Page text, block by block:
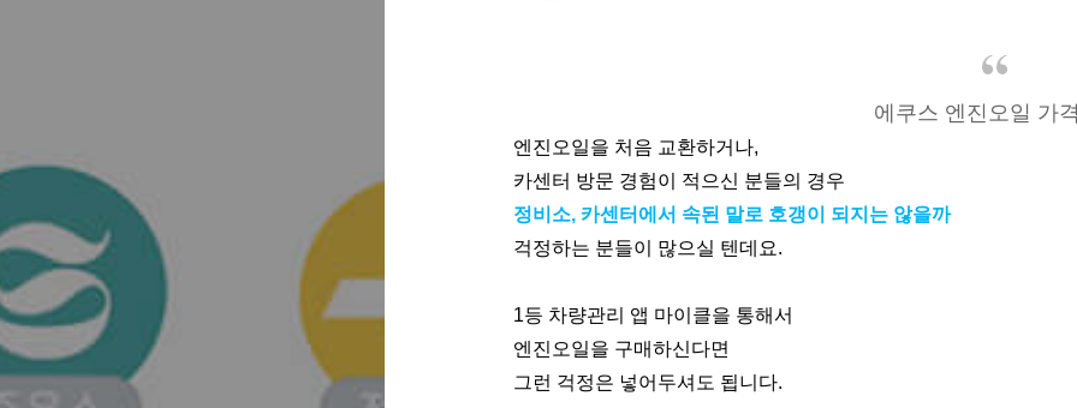
에쿠스 엔진오일 가
엔진오일을 처음 교환하거나,
카센터 방문 경험이 적으신 분들의 경우
정비소, 카센터에서 속된 말로 호갱이 되지는 않을까
걱정하는 분들이 많으실 텐데요.
1등 차량관리 앱 마이클을 통해서
엔진오일을 구매하신다면
그런 걱정은 넣어두셔도 됩니다.